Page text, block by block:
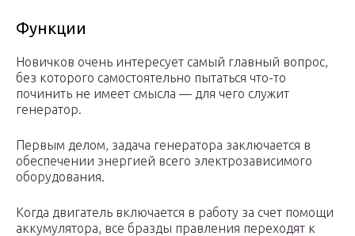
Функции
Новичков очень интересует самый главный вопрос,
без которого самостоятельно пытаться что-то
починить не имеет смысла — для чего служит
генератор.
Первым делом, задача генератора заключается в
обеспечении энергией всего электрозависимого
оборудования.
Когда двигатель включается в работу за счет помощи
аккумулятора, все бразды правления переходят к